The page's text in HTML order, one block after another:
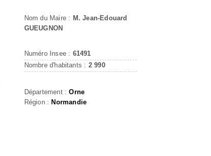
Nom du Maire : M. Jean-Edouard
GUEUGNON
Numéro Insee : 61491
Nombre d'habitants : 2 990
Département :Orne
Région : Normandie